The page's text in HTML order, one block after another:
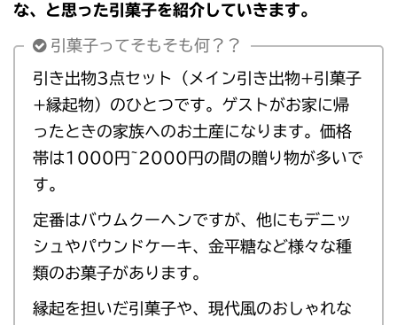
な、と思った引菓子を紹介していきます。
引菓子ってそもそも何？？
引き出物3点セット（メイン引き出物+引菓子
+縁起物）のひとつです。ゲストがお家に帰
ったときの家族へのお土産になります。価格
帯は1000円~2000円の間の贈り物が多いで
す。
定番はバウムクーヘンですが、他にもデニッ
シュやパウンドケーキ、金平糖など様々な種
類のお菓子があります。
縁起を担いだ引菓子や、現代風のおしゃれな